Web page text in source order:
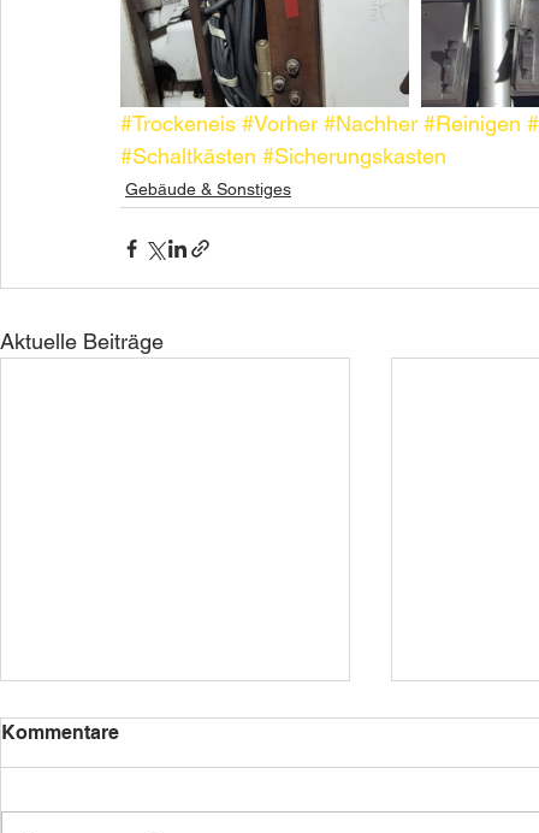
#Trockeneis #Vorher #Nachher #Reinigen
#Schaltkästen #Sicherungskasten
Gebäude & Sonstiges
Aktuelle Beiträge
Kommentare